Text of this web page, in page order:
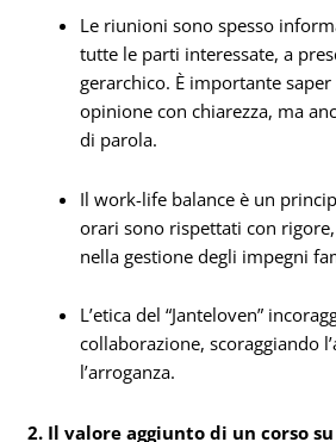
Le riunioni sono spesso
tutte le parti interessate, a
gerarchico. È importante
opinione con chiarezza, ma
di parola.
Il work-life balance è un
orari sono rispettati con rigore,
nella gestione degli impegni
L’etica del “Janteloven”
collaborazione, scoraggiando
l’arroganza.
2. Il valore aggiunto di un corso